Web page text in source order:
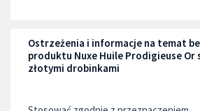
Ostrzeżenia i informacje na temat
produktu Nuxe Huile Prodigieuse Or
złotymi drobinkami